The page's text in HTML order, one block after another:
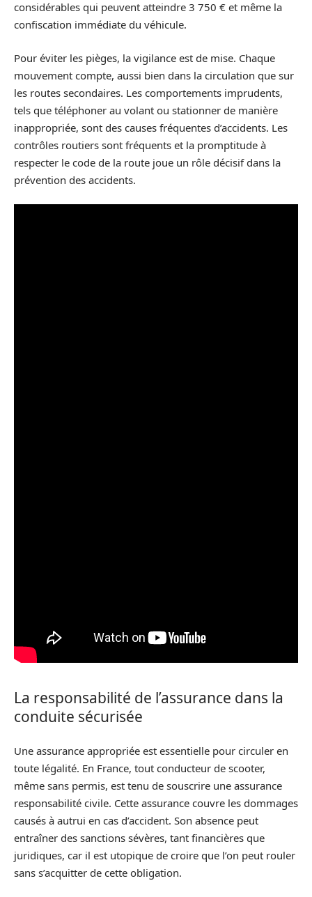
considérables qui peuvent atteindre 3 750 € et même la
confiscation immédiate du véhicule.
Pour éviter les pièges, la vigilance est de mise. Chaque
mouvement compte, aussi bien dans la circulation que sur
les routes secondaires. Les comportements imprudents,
tels que téléphoner au volant ou stationner de manière
inappropriée, sont des causes fréquentes d’accidents. Les
contrôles routiers sont fréquents et la promptitude à
respecter le code de la route joue un rôle décisif dans la
prévention des accidents.
La responsabilité de l’assurance dans la
conduite sécurisée
Une assurance appropriée est essentielle pour circuler en
toute légalité. En France, tout conducteur de scooter,
même sans permis, est tenu de souscrire une assurance
responsabilité civile. Cette assurance couvre les dommages
causés à autrui en cas d’accident. Son absence peut
entraîner des sanctions sévères, tant financières que
juridiques, car il est utopique de croire que l’on peut rouler
sans s’acquitter de cette obligation.